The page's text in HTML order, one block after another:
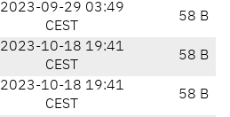
2023-09-29 03:49
CEST
58 B
2023-10-18 19:41
CEST
58 B
2023-10-18 19:41
CEST
58 B